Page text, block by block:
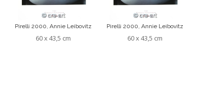
Pirelli 2000, Annie Leibovitz
60 x 43,5 cm
Pirelli 2000, Annie Leibovitz
60 x 43,5 cm